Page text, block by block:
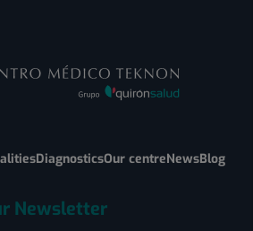
DiagnosticsOur centreNewsBlog
Newsletter